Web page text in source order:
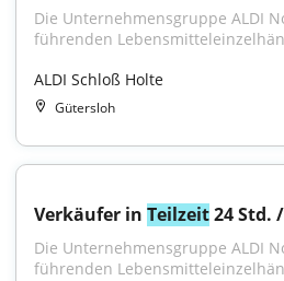
Die Unternehmensgruppe ALDI
führenden
ALDI Schloß Holte
Gütersloh
Verkäufer in Teilzeit 24 Std.
Die Unternehmensgruppe ALDI
führenden